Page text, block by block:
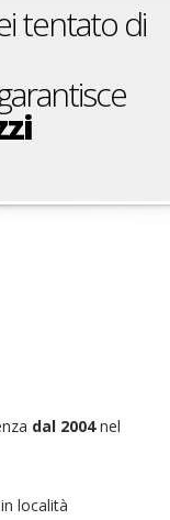
tentato di
dal 2004nel
località